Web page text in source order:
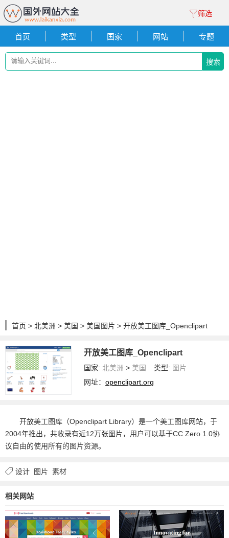
筛选
首页 类型 国家 网站 专题
搜索
首页 > 北美洲 > 美国 > 美国图片 > 开放美工图库_Openclipart
开放美工图库_Openclipart
国家: 北美洲 > 美国 类型: 图片
网址：openclipart.org
开放美工图库（Openclipart Library）是一个美工图库网站，于
2004年推出，共收录有近12万张图片，用户可以基于CC Zero 1.0协
议自由的使用所有的图片资源。
设计 图片 素材
相关网站